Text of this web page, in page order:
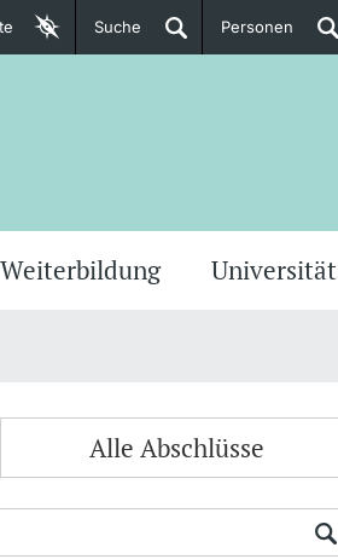
Suche Personen
Weiterbildung Universität
Alle Abschlüsse